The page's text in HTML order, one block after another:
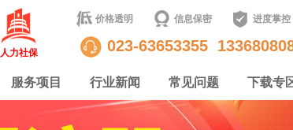
人力社保
价格透明 信息保密 进度掌控
023-63653355
服务项目 行业新闻 常见问题 下载专